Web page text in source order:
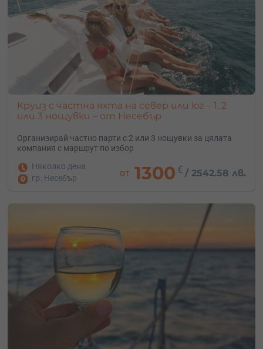
Круиз с частна яхта на север или юг – 1, 2
или 3 нощувки – от Несебър
Организирай частно парти с 2 или 3 нощувки за цялата
компания с маршрут по избор
Няколко дена
гр. Несебър
от 1300 € / 2542.58 лв.